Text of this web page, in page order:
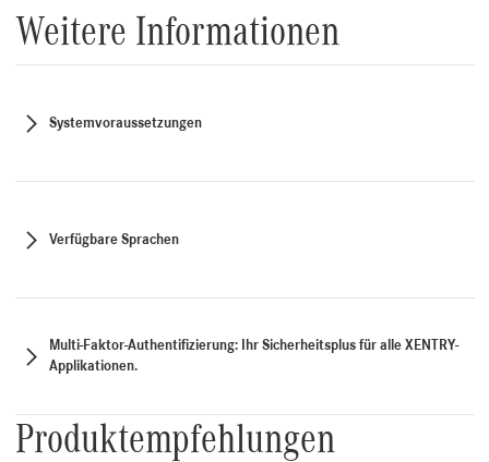
Weitere Informationen
Systemvoraussetzungen
Verfügbare Sprachen
Multi-Faktor-Authentifizierung: Ihr Sicherheitsplus für alle XENTRY-
Applikationen.
Produktempfehlungen